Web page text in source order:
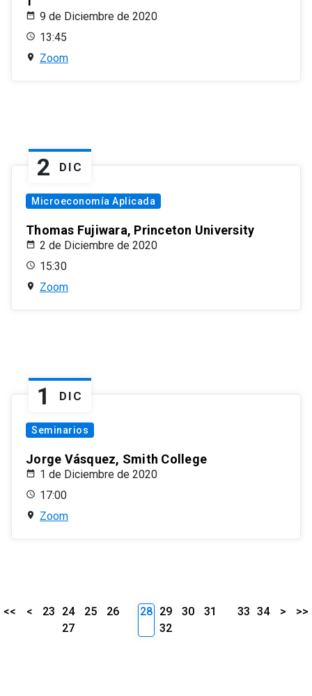
9 de Diciembre de 2020
13:45
Zoom
2 DIC
Microeconomía Aplicada
Thomas Fujiwara, Princeton University
2 de Diciembre de 2020
15:30
Zoom
1 DIC
Seminarios
Jorge Vásquez, Smith College
1 de Diciembre de 2020
17:00
Zoom
<< < 23 24 25
26
27
28 29 30
31
32
33 34 > >>